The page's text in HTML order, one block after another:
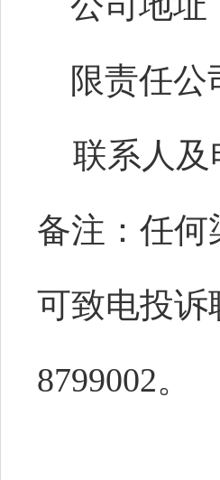
限责任公
联系人 及
备注：任何
可致电投诉
8799002。